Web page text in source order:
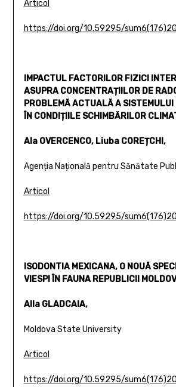
Articol
https://doi.org/10.59295/
IMPACTUL FACTORILOR FIZICI
ASUPRA CONCENTRAȚIILOR DE
PROBLEMĂ ACTUALĂ A SISTEMULUI
ÎN CONDIȚIILE SCHIMBĂRILOR
Ala OVERCENCO, Liuba COREȚCHI,
Agenția Națională pentru Sănătate
Articol
https://doi.org/10.59295/
ISODONTIA MEXICANA, O NOUĂ
VIESPI ÎN FAUNA REPUBLICII
Alla GLADCAIA,
Moldova State University
Articol
https://doi.org/10.59295/